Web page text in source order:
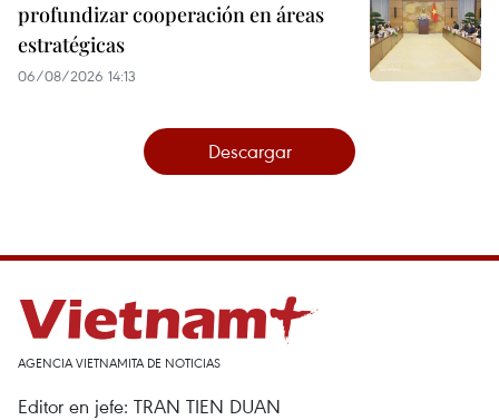
profundizar cooperación en áreas
estratégicas
06/08/2026 14:13
Descargar
AGENCIA VIETNAMITA DE NOTICIAS
Editor en jefe: TRAN TIEN DUAN